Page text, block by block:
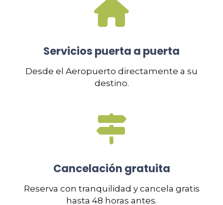
Servicios puerta a puerta
Desde el Aeropuerto directamente a su
destino.
Cancelación gratuita
Reserva con tranquilidad y cancela gratis
hasta 48 horas antes.